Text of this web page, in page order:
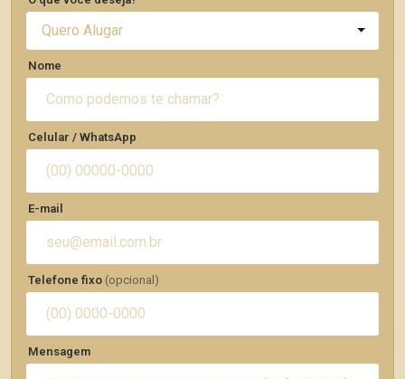
Quero Alugar
Nome
Celular / WhatsApp
E-mail
Telefone fixo (opcional)
Mensagem